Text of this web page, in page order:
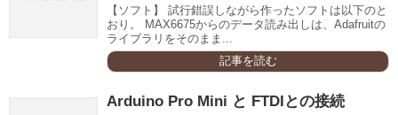
【ソフト】 試行錯誤しながら作ったソフトは以下のと
おり。 MAX6675からのデータ読み出しは、Adafruitの
ライブラリをそのまま...
記事を読む
Arduino Pro Mini と FTDIとの接続